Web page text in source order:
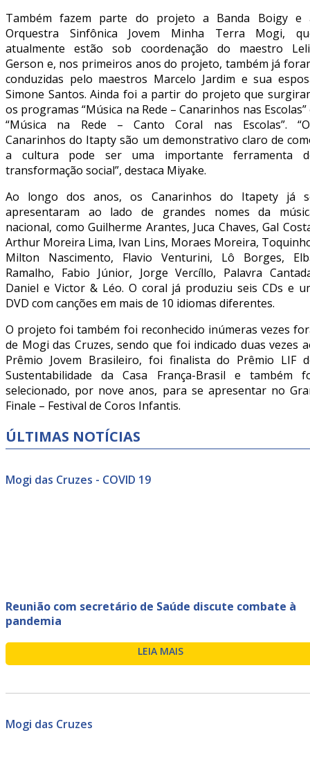
Também fazem parte do projeto a Banda Boigy e
Orquestra Sinfônica Jovem Minha Terra Mogi,
atualmente estão sob coordenação do maestro
Gerson e, nos primeiros anos do projeto, também já
conduzidas pelo maestros Marcelo Jardim e sua
Simone Santos. Ainda foi a partir do projeto que
os programas “Música na Rede – Canarinhos nas Escolas”
“Música na Rede – Canto Coral nas Escolas”.
Canarinhos do Itapty são um demonstrativo claro de
a cultura pode ser uma importante ferramenta
transformação social”, destaca Miyake.
Ao longo dos anos, os Canarinhos do Itapety já
apresentaram ao lado de grandes nomes da
nacional, como Guilherme Arantes, Juca Chaves, Gal
Arthur Moreira Lima, Ivan Lins, Moraes Moreira,
Milton Nascimento, Flavio Venturini, Lô Borges,
Ramalho, Fabio Júnior, Jorge Vercíllo, Palavra
Daniel e Victor & Léo. O coral já produziu seis CDs e
DVD com canções em mais de 10 idiomas diferentes.
O projeto foi também foi reconhecido inúmeras vezes
de Mogi das Cruzes, sendo que foi indicado duas vezes
Prêmio Jovem Brasileiro, foi finalista do Prêmio LIF
Sustentabilidade da Casa França-Brasil e também
selecionado, por nove anos, para se apresentar no
Finale – Festival de Coros Infantis.
ÚLTIMAS NOTÍCIAS
Mogi das Cruzes - COVID 19
Reunião com secretário de Saúde discute combate à
pandemia
LEIA MAIS
Mogi das Cruzes